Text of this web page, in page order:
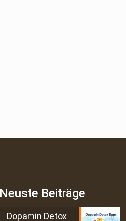
Neuste Beiträge
Dopamin Detox